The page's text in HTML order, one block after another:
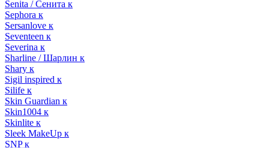
Senita / Сенита к
Sephora к
Sersanlove к
Seventeen к
Severina к
Sharline / Шарлин к
Shary к
Sigil inspired к
Silife к
Skin Guardian к
Skin1004 к
Skinlite к
Sleek MakeUp к
SNP к